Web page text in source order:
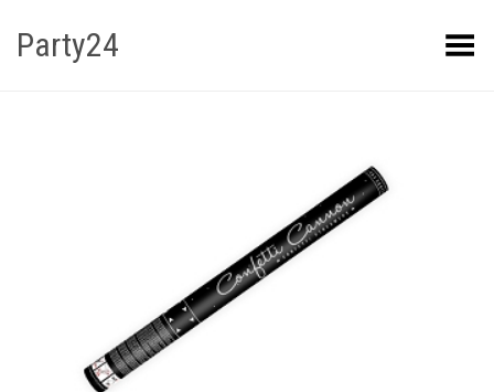
Party24 Kuva menüü